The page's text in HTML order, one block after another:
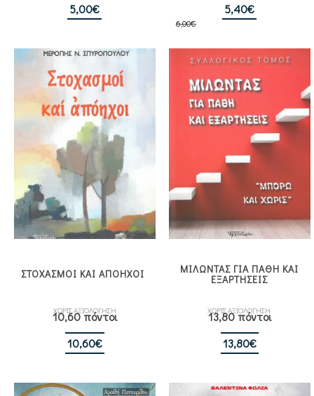
5,00€
6,00€
Original
6,00€.
5,40€
είναι:
5,40€.
ΣΤΟΧΑΣΜΟΙ ΚΑΙ ΑΠΟΗΧΟΙ
ΧΩΡΙΣ ΑΞΙΟΛΟΓΗΣΗ
10,60 πόντοι
10,60€
ΜΙΛΩΝΤΑΣ ΓΙΑ ΠΑΘΗ ΚΑΙ
ΕΞΑΡΤΗΣΕΙΣ
ΧΩΡΙΣ ΑΞΙΟΛΟΓΗΣΗ
13,80 πόντοι
13,80€